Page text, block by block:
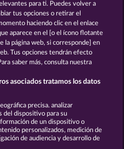
ATLANTIC WILDS
condiciones
de desistimiento
para ti. Puedes volver a
tus opciones o retirar el
haciendo clic en el enlace
aparece en el [o el ícono flotante
la página web, si corresponde] en
Tus opciones tendrán efecto
saber más, consulta nuestra
asociados tratamos los datos
precisa. analizar
del dispositivo para su
de un dispositivo o
personalizados, medición de
de audiencia y desarrollo de